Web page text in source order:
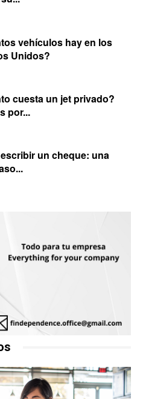
vehículos hay en los
Unidos?
cuesta un jet privado?
por...
un cheque: una